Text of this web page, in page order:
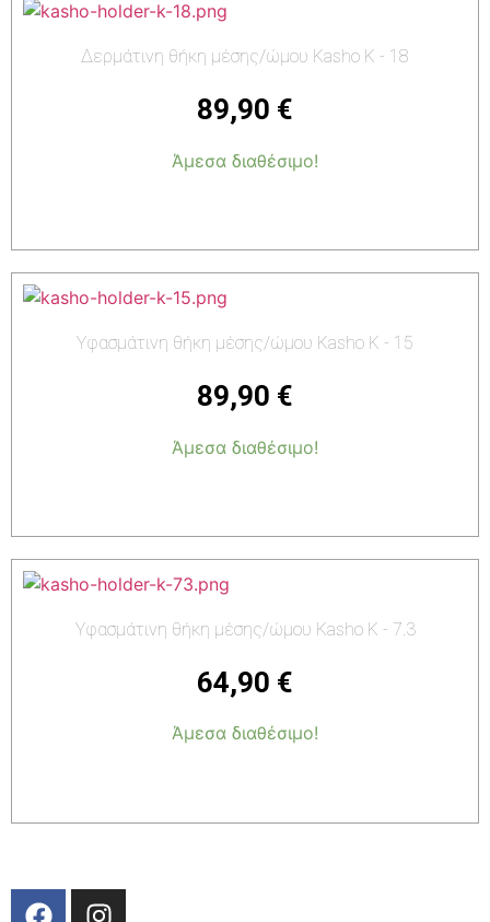
Δερμάτινη θήκη μέσης/ώμου Kasho K - 18
89,90 €
Άμεσα διαθέσιμο!
Υφασμάτινη θήκη μέσης/ώμου Kasho K - 15
89,90 €
Άμεσα διαθέσιμο!
Υφασμάτινη θήκη μέσης/ώμου Kasho K - 7.3
64,90 €
Άμεσα διαθέσιμο!